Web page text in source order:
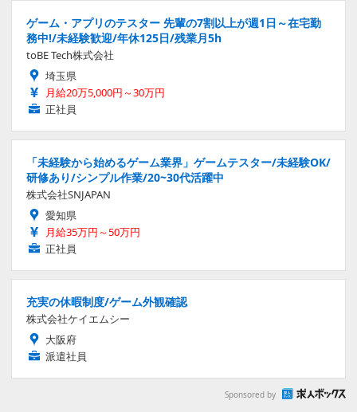
ゲーム・アプリのテスター 先輩の7割以上が週1日～在宅勤
務中!/未経験歓迎/年休125日/残業月5h
toBE Tech株式会社
埼玉県
月給20万5,000円～30万円
正社員
「未経験から始めるゲーム業界」ゲームテスター/未経験OK/
研修あり/シンプル作業/20~30代活躍中
株式会社SNJAPAN
愛知県
月給35万円～50万円
正社員
充実の休暇制度/ゲーム外観確認
株式会社ケイエムシー
大阪府
派遣社員
Sponsored by